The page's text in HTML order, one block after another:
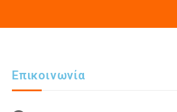
Επικοινωνία